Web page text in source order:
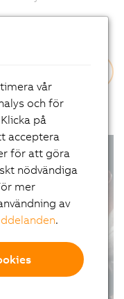
vår
och för
på
acceptera
för att göra
nödvändiga
mer
av
.